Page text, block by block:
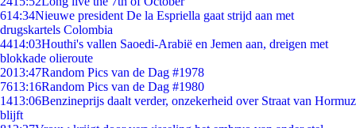
614:34Nieuwe president De la Espriella gaat strijd aan met
drugskartels Colombia
4414:03Houthi's vallen Saoedi-Arabië en Jemen aan, dreigen met
blokkade olieroute
2013:47Random Pics van de Dag #1978
7613:16Random Pics van de Dag #1980
1413:06Benzineprijs daalt verder, onzekerheid over Straat van Hormuz
blijft